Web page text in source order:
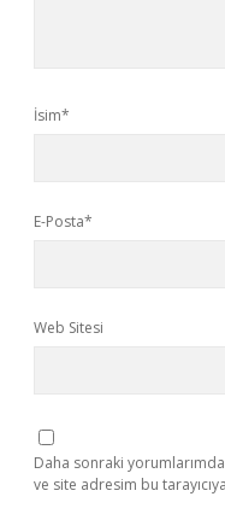
İsim*
E-Posta*
Web Sitesi
Daha sonraki
ve site adresim bu